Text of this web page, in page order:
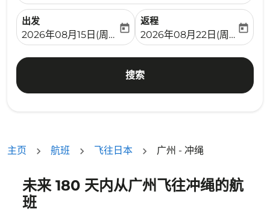
出发
fc-booking-departure-date-aria-label
2026年08月15日(周六)
today
返程
fc-booking-return-date-
2026年08月22日(周六)
today
搜索
主页 航班 飞往日本 广州 - 冲绳
未来 180 天内从广州飞往冲绳的航
班
没有符合您的筛选条件的机票。请调整您的筛选条件。